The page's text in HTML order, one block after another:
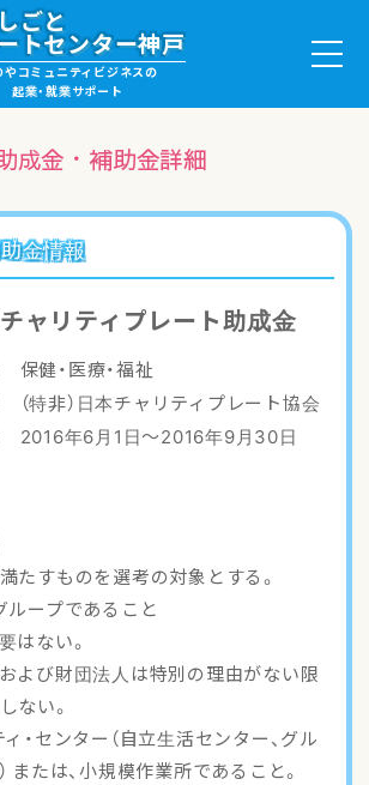
ごと
トセンター神戸
やコミュニティビジネスの
起業・就業サポート
就職・ボランティア情報
講座・サロン情報
助成金・補助金情報
ご登録・お問い合わせ
成金・補助金詳細
金情報
ャリティプレート助成金
健・医療・福祉
特非）日本チャリティプレート協会
2016年6月1日〜2016年9月30日
たすものを選考の対象とする。
ループであること
はない。
よび財団法人は特別の理由がない限
ない。
ィ・センター（自立生活センター、グル
または、小規模作業所であること。